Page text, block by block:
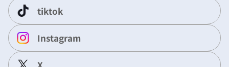
tiktok
Instagram